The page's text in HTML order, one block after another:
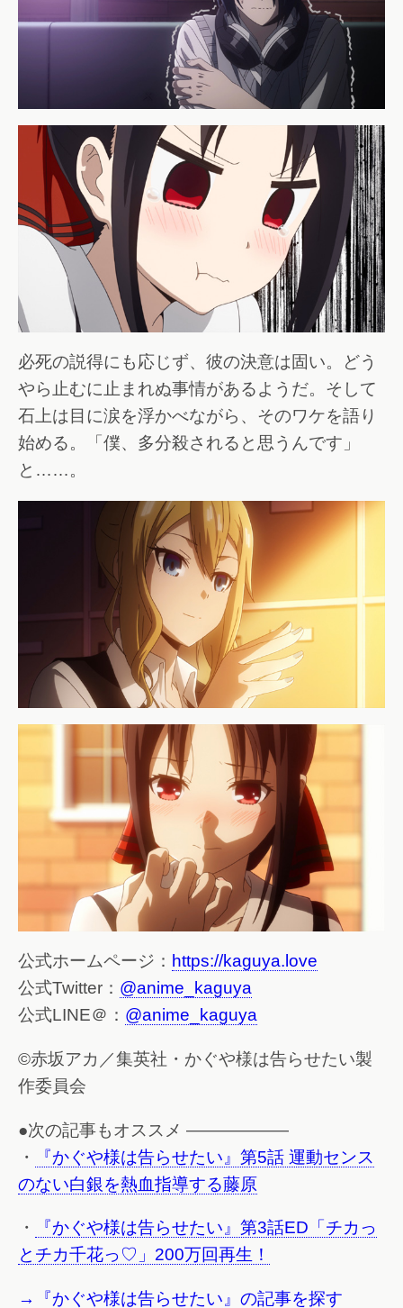
必死の説得にも応じず、彼の決意は固い。どう
やら止むに止まれぬ事情があるようだ。そして
石上は目に涙を浮かべながら、そのワケを語り
始める。「僕、多分殺されると思うんです」
と……。
公式ホームページ： https://kaguya.love
公式Twitter： @anime_kaguya
公式LINE＠： @anime_kaguya
©赤坂アカ／集英社・かぐや様は告らせたい製
作委員会
●次の記事もオススメ ——————
・
『かぐや様は告らせたい』第5話 運動センス
のない白銀を熱血指導する藤原
・
『かぐや様は告らせたい』第3話ED「チカっ
とチカ千花っ♡」200万回再生！
→『かぐや様は告らせたい』の記事を探す